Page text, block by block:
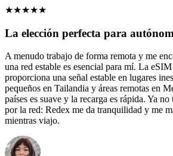
★★★★★
La elección perfecta para
A menudo trabajo de forma remota y me
una red estable es esencial para mí. La
proporciona una señal estable en lugares
pequeños en Tailandia y áreas remotas en
países es suave y la recarga es rápida. Ya
por la red: Redex me da tranquilidad y me
mientras viajo.